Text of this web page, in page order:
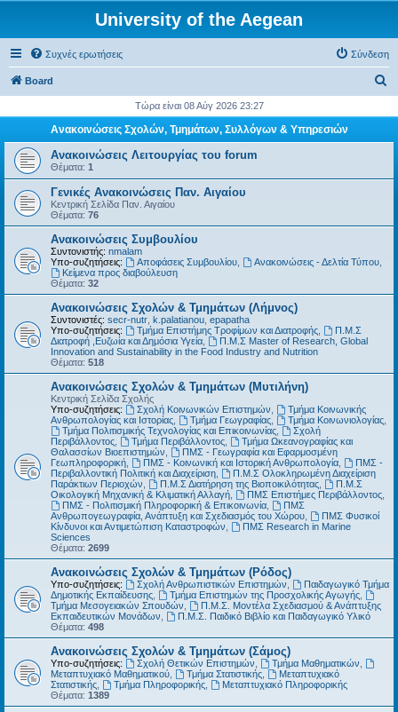
University of the Aegean
Συχνές ερωτήσεις Σύνδεση
Board
ζ
σ
Τώρα είναι 08 Αύγ 2026 23:27
Ανακοινώσεις Σχολών, Τμημάτων, Συλλόγων & Υπηρεσιών
Ανακοινώσεις Λειτουργίας του forum
Θέματα: 1
Γενικές Ανακοινώσεις Παν. Αιγαίου
Κεντρική Σελίδα Παν. Αιγαίου
Θέματα: 76
Ανακοινώσεις Συμβουλίου
Συντονιστής: nmalam
Υπο-συζητήσεις:
Αποφάσεις Συμβουλίου, Ανακοινώσεις - Δελτία Τύπου,
Kείμενα προς διαβούλευση
Θέματα: 32
Ανακοινώσεις Σχολών & Τμημάτων (Λήμνος)
Συντονιστές: secr-nutr k.palatianou epapatha
Υπο-συζητήσεις:
Τμήμα Επιστήμης Τροφίμων και Διατροφής,
Π.Μ.Σ
Διατροφή ,Ευζωία και Δημόσια Υγεία
Π.Μ.Σ Master of Research, Global
Innovation and Sustainability in the Food Industry and Nutrition
Θέματα: 518
Ανακοινώσεις Σχολών & Τμημάτων (Μυτιλήνη)
Κεντρική Σελίδα Σχολής
Υπο-συζητήσεις:
Σχολή Κοινωνικών Επιστημών
Τμήμα Κοινωνικής
Ανθρωπολογίας και Ιστορίας
Τμήμα Γεωγραφίας, Τμήμα Κοινωνιολογίας,
Τμήμα Πολιτισμικής Τεχνολογίας και Επικοινωνίας,
Σχολή
Περιβάλλοντος
Τμήμα Περιβάλλοντος,
Τμήμα Ωκεανογραφίας και
Θαλασσίων Βιοεπιστημών
ΠΜΣ - Γεωγραφία και Εφαρμοσμένη
Γεωπληροφορική
ΠΜΣ - Κοινωνική και Ιστορική Ανθρωπολογία,
ΠΜΣ -
Περιβαλλοντική Πολιτική και Διαχείριση
Π.Μ.Σ Ολοκληρωμένη Διαχείριση
Παράκτιων Περιοχών
Π.Μ.Σ Διατήρηση της Βιοποικιλότητας,
Π.Μ.Σ
Οικολογική Μηχανική & Κλιματική Αλλαγή
ΠΜΣ Επιστήμες Περιβάλλοντος,
ΠΜΣ - Πολιτισμική Πληροφορική & Επικοινωνία,
ΠΜΣ
Ανθρωπογεωγραφία, Ανάπτυξη και Σχεδιασμός του Χώρου
ΠΜΣ Φυσικοί
Κίνδυνοι και Αντιμετώπιση Καταστροφών
ΠΜΣ Research in Marine
Sciences
Θέματα: 2699
Ανακοινώσεις Σχολών & Τμημάτων (Ρόδος)
Υπο-συζητήσεις: Σχολή Ανθρωπιστικών Επιστημών
Παιδαγωγικό Τμήμα
Δημοτικής Εκπαίδευσης
Τμήμα Επιστημών της Προσχολικής Αγωγής,
Τμήμα Μεσογειακών Σπουδών
Π.Μ.Σ. Μοντέλα Σχεδιασμού & Ανάπτυξης
Εκπαιδευτικών Μονάδων
Π.Μ.Σ. Παιδικό Βιβλίο και Παιδαγωγικό Υλικό
Θέματα: 498
Ανακοινώσεις Σχολών & Τμημάτων (Σάμος)
Υπο-συζητήσεις: Σχολή Θετικών Επιστημών Τμήμα Μαθηματικών
Μεταπτυχιακό Μαθηματικού
Τμήμα Στατιστικής,
Μεταπτυχιακό
Στατιστικής
Τμήμα Πληροφορικής,
Μεταπτυχιακό Πληροφορικής
Θέματα: 1389